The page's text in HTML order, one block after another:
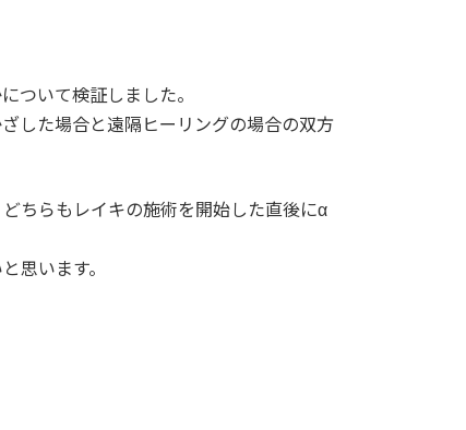
ついて検証しました。
した場合と遠隔ヒーリングの場合の双方
ちらもレイキの施術を開始した直後にα
思います。